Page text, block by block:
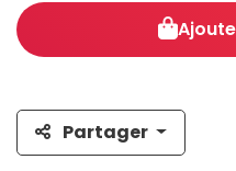
Partager